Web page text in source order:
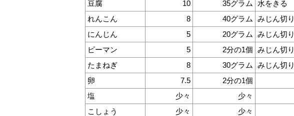
豆腐
10 35グラム
水をきる
れんこん
8 40グラム
みじん切り
にんじん
5 20グラム
みじん切り
ピーマン
5 2分の1個 みじん切り
たまねぎ
8 30グラム
みじん切り
卵
7.5
2分の1個
塩
少々
少々
こしょう
少々
少々